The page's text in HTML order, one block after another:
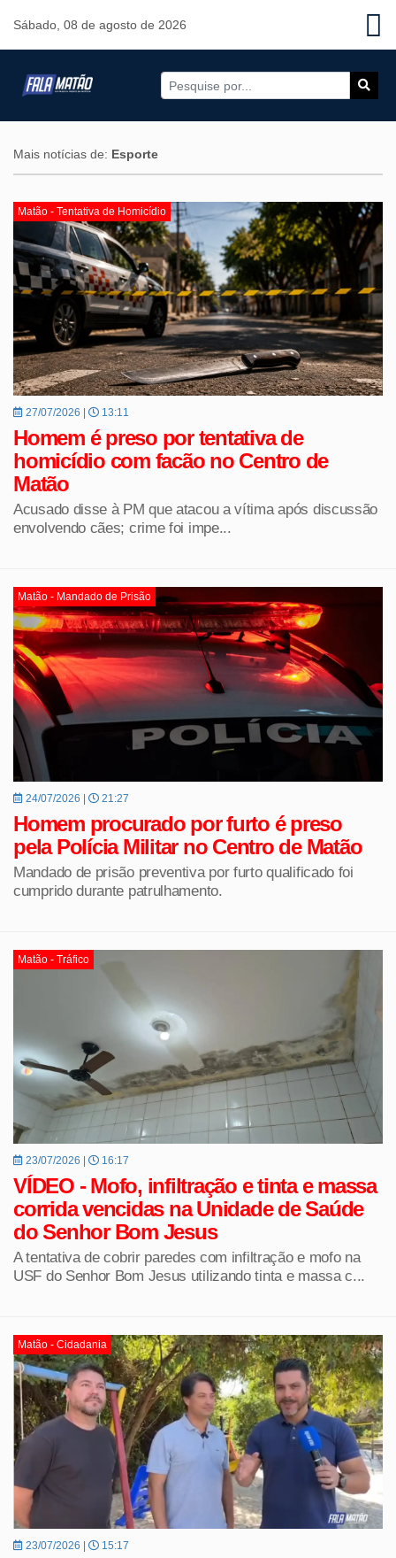
Sábado, 08 de agosto de 2026
Mais notícias de: Esporte
Matão - Tentativa de Homicídio
27/07/2026 | 13:11
Homem é preso por tentativa de
homicídio com facão no Centro de
Matão
Acusado disse à PM que atacou a vítima após discussão
envolvendo cães; crime foi impe...
Matão - Mandado de Prisão
24/07/2026 | 21:27
Homem procurado por furto é preso
pela Polícia Militar no Centro de Matão
Mandado de prisão preventiva por furto qualificado foi
cumprido durante patrulhamento.
Matão - Tráfico
23/07/2026 | 16:17
VÍDEO - Mofo, infiltração e tinta e massa
corrida vencidas na Unidade de Saúde
do Senhor Bom Jesus
A tentativa de cobrir paredes com infiltração e mofo na
USF do Senhor Bom Jesus utilizando tinta e massa c...
Matão - Cidadania
23/07/2026 | 15:17